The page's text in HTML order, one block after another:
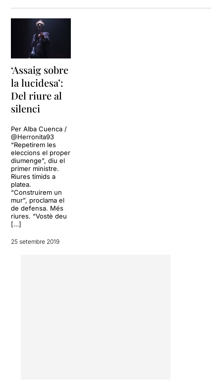
ASSAIG SOBRE LA
‘Assaig sobre
la lucidesa’:
Del riure al
silenci
Per Alba Cuenca /
@Herronita93
“Repetirem les
eleccions el proper
diumenge”, diu el
primer ministre.
Riures tímids a
platea.
“Construirem un
mur”, proclama el
de defensa. Més
riures. “Vostè deu
[…]
25 setembre 2019